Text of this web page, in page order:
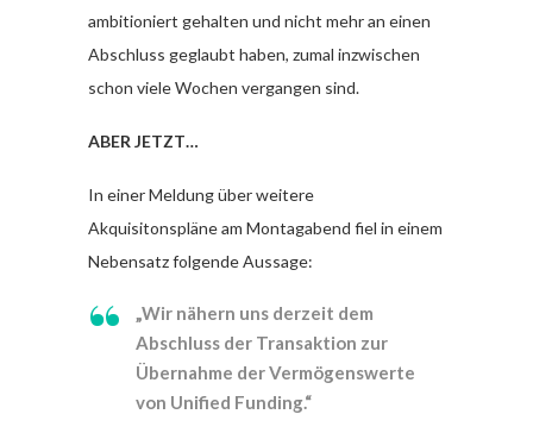
ambitioniert gehalten und nicht mehr an einen
Abschluss geglaubt haben, zumal inzwischen
schon viele Wochen vergangen sind.
ABER JETZT…
In einer Meldung über weitere
Akquisitonspläne am Montagabend fiel in einem
Nebensatz folgende Aussage:
„Wir nähern uns derzeit dem
Abschluss der Transaktion zur
Übernahme der Vermögenswerte
von Unified Funding.“